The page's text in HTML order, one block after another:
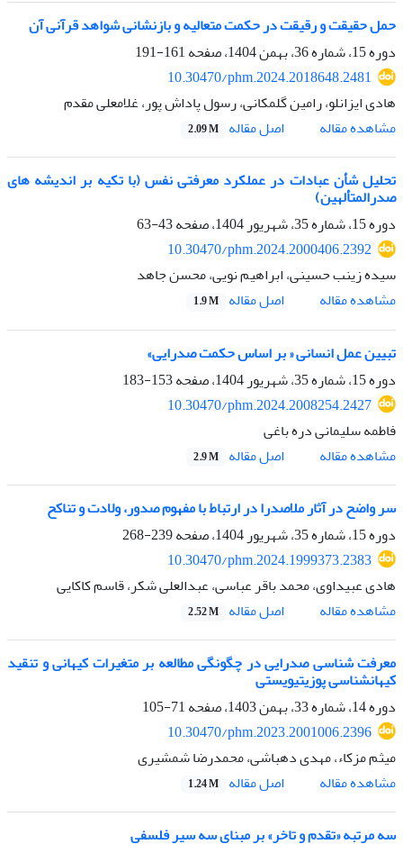
حمل حقیقت و رقیقت در حکمت متعالیه و بازنشانی شواهد قرآنی آن
دوره 15، شماره 36، بهمن 1404، صفحه
161-191
10.30470/phm.2024.2018648.2481
هادی ایزانلو، رامین گلمکانی، رسول پاداش پور، غلامعلی مقدم
مشاهده مقاله
اصل مقاله 2.09 M
تحلیل شأن عبادات در عملکرد معرفتی نفس (با تکیه بر اندیشه ‏های
صدرالمتألهین)
دوره 15، شماره 35، شهریور 1404، صفحه
43-63
10.30470/phm.2024.2000406.2392
سیده زینب حسینی، ابراهیم نویی، محسن جاهد
مشاهده مقاله
اصل مقاله 1.9 M
تبیین عمل انسانی « بر اساس حکمت صدرایی»
دوره 15، شماره 35، شهریور 1404، صفحه
153-183
10.30470/phm.2024.2008254.2427
فاطمه سلیمانی دره باغی
مشاهده مقاله
اصل مقاله 2.9 M
سر واضح در آثار ملاصدرا در ارتباط با مفهوم صدور، ولادت و تناکح
دوره 15، شماره 35، شهریور 1404، صفحه
239-268
10.30470/phm.2024.1999373.2383
هادی عبیداوی، محمد باقر عباسی، عبدالعلی شکر، قاسم کاکایی
مشاهده مقاله
اصل مقاله 2.52 M
معرفت شناسی صدرایی در چگونگی مطالعه بر متغیرات کیهانی و تنقید
کیهانشناسی پوزیتیویستی
دوره 14، شماره 33، بهمن 1403، صفحه
71-105
10.30470/phm.2023.2001006.2396
میثم مزکاء، مهدی دهباشی، محمدرضا شمشیری
مشاهده مقاله
اصل مقاله 1.24 M
سه مرتبه «تقدم و تاخر» بر مبنای سه سیر فلسفی